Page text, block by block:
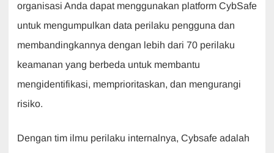
organisasi Anda dapat menggunakan platform CybSafe
untuk mengumpulkan data perilaku pengguna dan
membandingkannya dengan lebih dari 70 perilaku
keamanan yang berbeda untuk membantu
mengidentifikasi, memprioritaskan, dan mengurangi
risiko.
Dengan tim ilmu perilaku internalnya, Cybsafe adalah